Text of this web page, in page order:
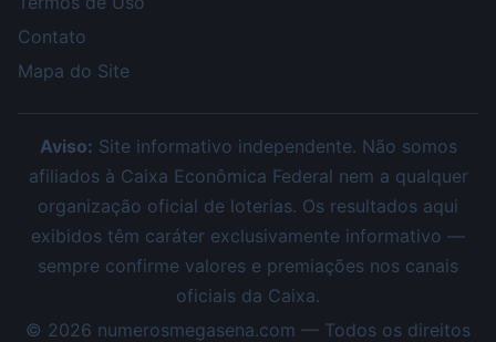
Contato
Mapa do Site
Aviso: Site informativo independente. Não somos
afiliados à Caixa Econômica Federal nem a qualquer
organização oficial de loterias. Os resultados aqui
exibidos têm caráter exclusivamente informativo —
sempre confirme valores e premiações nos canais
oficiais da Caixa.
© 2026 numerosmegasena.com — Todos os direitos